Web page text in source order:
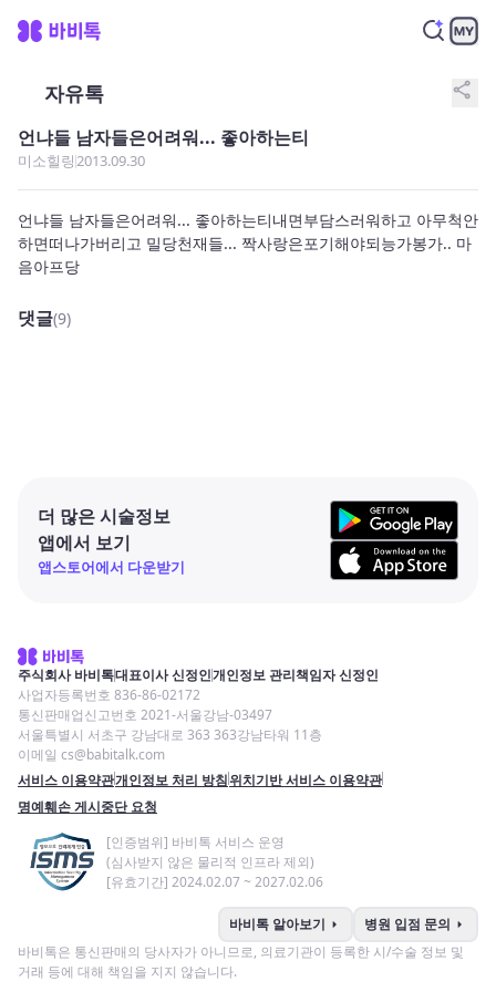
자유톡 share
언냐들 남자들은어려워... 좋아하는티
미소힐링2013.09.30
언냐들 남자들은어려워... 좋아하는티내면부담스러워하고 아무척안
하면떠나가버리고 밀당천재들... 짝사랑은포기해야되능가봉가.. 마
음아프당
댓글(9)
더 많은 시술정보
앱에서 보기
앱스토어에서 다운받기
주식회사 바비톡대표이사 신정인개인정보 관리책임자 신정인
사업자등록번호 836-86-02172
통신판매업신고번호 2021-서울강남-03497
서울특별시 서초구 강남대로 363 363강남타워 11층
이메일 cs@babitalk.com
서비스 이용약관개인정보 처리 방침위치기반 서비스 이용약관
명예훼손 게시중단 요청
[인증범위] 바비톡 서비스 운영
(심사받지 않은 물리적 인프라 제외)
[유효기간] 2024.02.07 ~ 2027.02.06
바비톡 알아보기 arrow_right 병원 입점 문의 arrow_right
바비톡은 통신판매의 당사자가 아니므로, 의료기관이 등록한 시/수술 정보 및
거래 등에 대해 책임을 지지 않습니다.